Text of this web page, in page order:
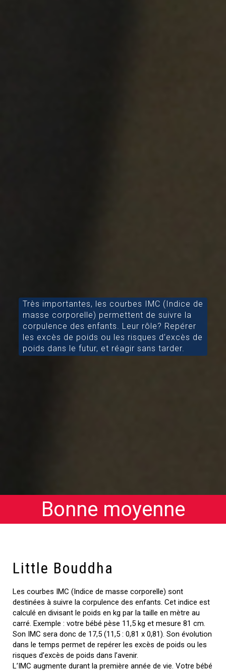
Très importantes, les courbes IMC (Indice de
masse corporelle) permettent de suivre la
corpulence des enfants. Leur rôle? Repérer
les excès de poids ou les risques d’excès de
poids dans le futur, et réagir sans tarder.
Bonne moyenne
Little Bouddha
Les courbes IMC (Indice de masse corporelle) sont
destinées à suivre la corpulence des enfants. Cet indice est
calculé en divisant le poids en kg par la taille en mètre au
carré. Exemple : votre bébé pèse 11,5 kg et mesure 81 cm.
Son IMC sera donc de 17,5 (11,5 : 0,81 x 0,81). Son évolution
dans le temps permet de repérer les excès de poids ou les
risques d’excès de poids dans l’avenir.
L’IMC augmente durant la première année de vie. Votre bébé